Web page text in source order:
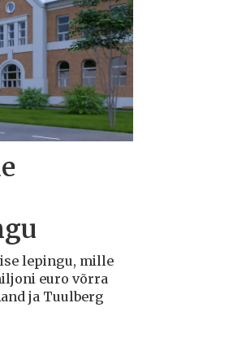
lepingu, mille
euro võrra
ja Tuulberg